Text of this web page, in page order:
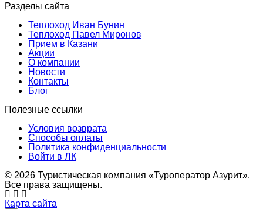
Разделы сайта
Теплоход Иван Бунин
Теплоход Павел Миронов
Прием в Казани
Акции
О компании
Новости
Контакты
Блог
Полезные ссылки
Условия возврата
Способы оплаты
Политика конфиденциальности
Войти в ЛК
© 2026 Туристическая компания «Туроператор Азурит».
Все права защищены.
Карта сайта